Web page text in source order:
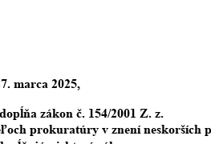
marca 2025,
zákon č. 154/2001 Z. z.
prokuratúry v znení neskorších